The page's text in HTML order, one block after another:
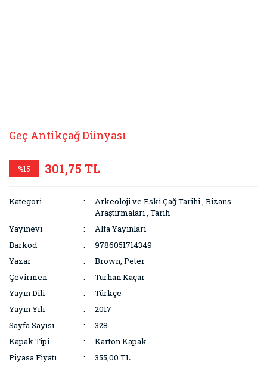
Geç Antikçağ Dünyası
%15 301,75 TL
Kategori Arkeoloji ve Eski Çağ Tarihi,Bizans
Araştırmaları,Tarih
Yayınevi
Alfa Yayınları
Barkod
9786051714349
Yazar
Brown, Peter
Çevirmen
Turhan Kaçar
Yayın Dili
Türkçe
Yayın Yılı
2017
Sayfa Sayısı
328
Kapak Tipi
Karton Kapak
Piyasa Fiyatı
355,00 TL